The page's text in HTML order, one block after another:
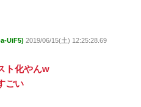
UiF5) 2019/06/15(土) 12:25:28.69
ト化やんw
ごい